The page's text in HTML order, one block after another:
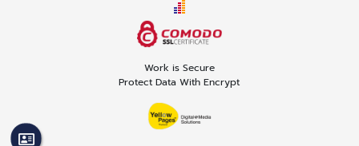
Work is Secure
Protect Data With Encrypt